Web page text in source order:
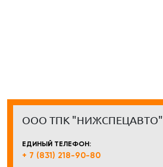
ООО ТПК "НИЖСПЕЦАВТО"
ЕДИНЫЙ ТЕЛЕФОН:
+ 7 (831) 218-90-80